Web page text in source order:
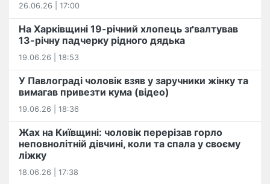
26.06.26 | 17:00
На Харківщині 19-річний хлопець​ ️зґвалтував
13-річну падчерку рідного дядька
19.06.26 | 18:53
У Павлограді чоловік взяв у заручники жінку та
вимагав привезти кума (відео)
19.06.26 | 18:36
Жах на Київщині: чоловік перерізав горло
неповнолітній дівчині, коли та спала у своєму
ліжку
18.06.26 | 17:38